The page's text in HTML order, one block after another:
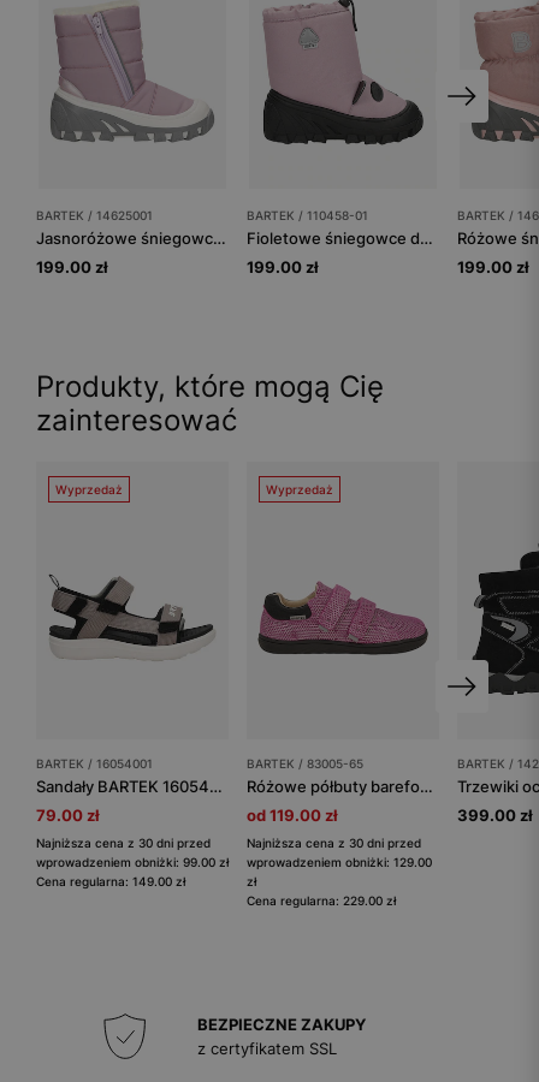
BARTEK / 14625001
Jasnoróżowe śniegowce dla dziewczynki BARTEK 14625001
199.00 zł
BARTEK / 110458-01
Fioletowe śniegowce dziewczęce z materiału wodoodpornego BARTEK 110458-01
199.00 zł
BARTEK /
199.00 zł
Produkty, które mogą Cię
zainteresować
Wyprzedaż
BARTEK / 16054001
Sandały BARTEK 16054001, dla dziewcząt, szary
79.00 zł
Najniższa cena z 30 dni przed
wprowadzeniem obniżki: 99.00 zł
Cena regularna: 149.00 zł
Wyprzedaż
BARTEK / 83005-65
Różowe półbuty barefoot z mieniącym się wzorem BARTEK 83005-65
od 119.00 zł
Najniższa cena z 30 dni przed
wprowadzeniem obniżki: 129.00
zł
Cena regularna: 229.00 zł
BARTEK /
399.00 zł
BEZPIECZNE ZAKUPY
z certyfikatem SSL